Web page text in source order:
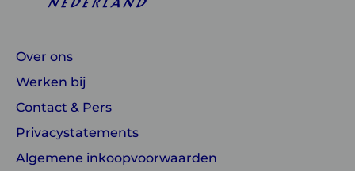
Over ons
Werken bij
Contact & Pers
Privacystatements
Algemene inkoopvoorwaarden